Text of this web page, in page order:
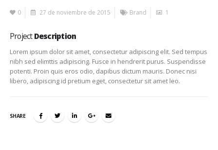
0 27 de noviembre de 2015 Brand 1
ProjectDescription
Lorem ipsum dolor sit amet, consectetur adipiscing elit. Sed tempus
nibh sed elimttis adipiscing. Fusce in hendrerit purus. Suspendisse
potenti. Proin quis eros odio, dapibus dictum mauris. Donec nisi
libero, adipiscing id pretium eget, consectetur sit amet leo.
SHARE